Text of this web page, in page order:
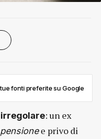
fonti preferite su Google
: un ex
pensionee privo di